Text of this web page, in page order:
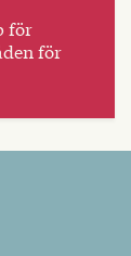
för
för